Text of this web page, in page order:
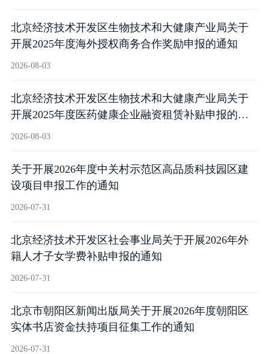
北京经济技术开发区生物技术和大健康产业局关于
开展2025年度海外授权商务合作奖励申报的通知
2026-08-03
北京经济技术开发区生物技术和大健康产业局关于
开展2025年度医药健康企业融资租赁补贴申报的通
知
2026-08-03
关于开展2026年度中关村示范区高品质科技园区建
设项目申报工作的通知
2026-07-31
北京经济技术开发区社会事业局关于开展2026年外
籍人才子女学费补贴申报的通知
2026-07-31
北京市朝阳区新闻出版局关于开展2026年度朝阳区
实体书店资金扶持项目征集工作的通知
2026-07-31